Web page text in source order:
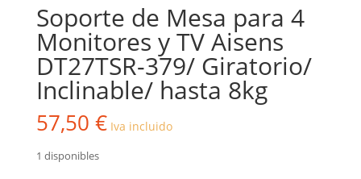
Soporte de Mesa para 4
Monitores y TV Aisens
DT27TSR-379/ Giratorio/
Inclinable/ hasta 8kg
57,50 € Iva incluido
1 disponibles